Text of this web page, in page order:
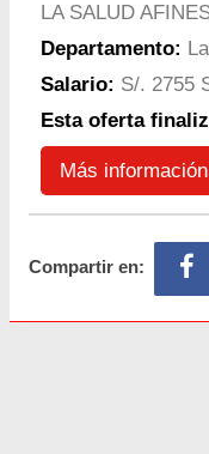
LA SALUD
Departamento:
Salario: S/. 2755
Esta oferta
Más información
Compartir en: